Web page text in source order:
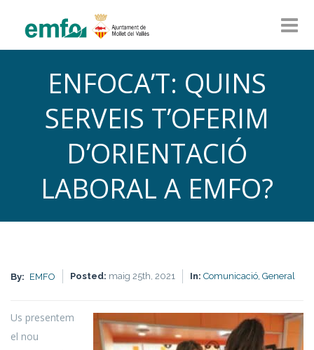
ENFOCA’T: QUINS
SERVEIS T’OFERIM
D’ORIENTACIÓ
LABORAL A EMFO?
By: EMFO Posted: maig 25th, 2021 In: Comunicació, General
Us presentem
el nou